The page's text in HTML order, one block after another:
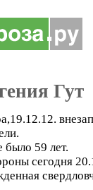
Гут
было 59 лет.
сегодня